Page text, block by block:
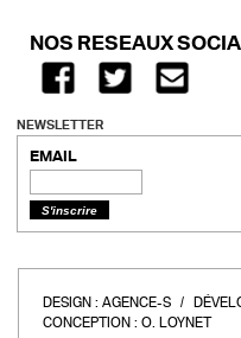
NOS RÉSEAUX
NEWSLETTER
EMAIL
DESIGN : AGENCE-S
CONCEPTION : O. LOYNET